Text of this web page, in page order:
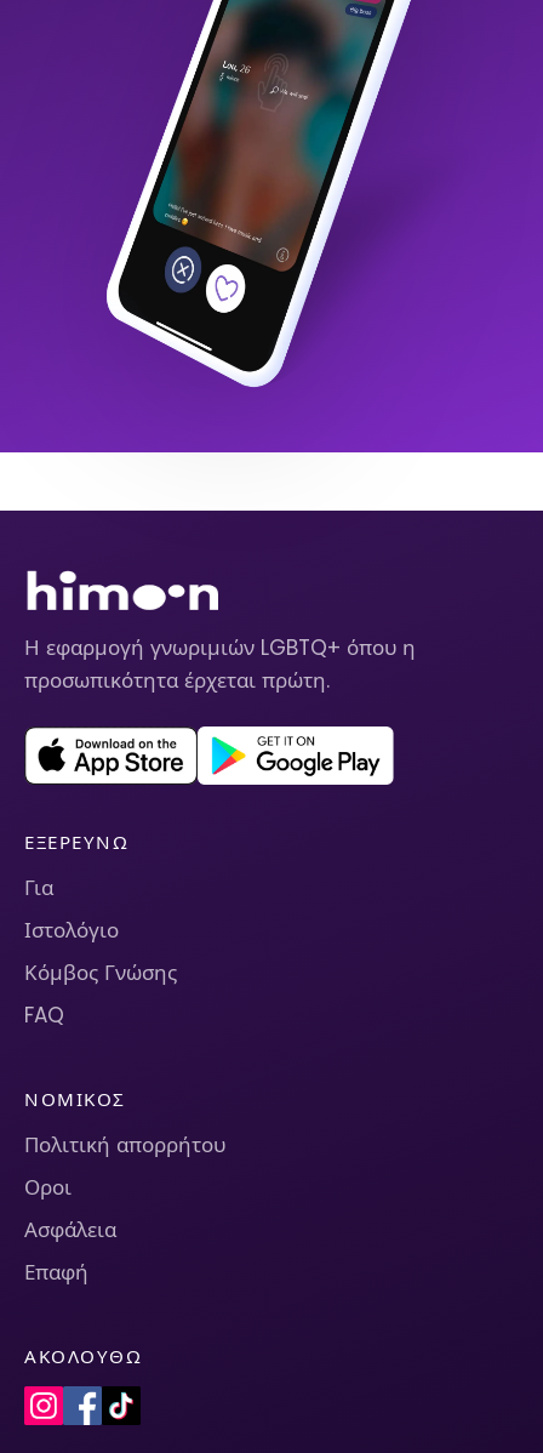
Η εφαρμογή γνωριμιών LGBTQ+ όπου η
προσωπικότητα έρχεται πρώτη.
ΕΞΕΡΕΥΝΏ
Για
Ιστολόγιο
Κόμβος Γνώσης
FAQ
ΝΟΜΙΚΌΣ
Πολιτική απορρήτου
Οροι
Ασφάλεια
Επαφή
ΑΚΟΛΟΥΘΏ